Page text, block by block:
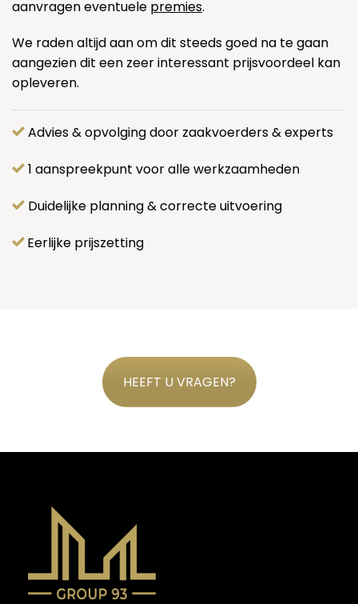
aanvragen eventuele premies.
We raden altijd aan om dit steeds goed na te gaan
aangezien dit een zeer interessant prijsvoordeel kan
opleveren.
Advies & opvolging door zaakvoerders & experts
1 aanspreekpunt voor alle werkzaamheden
Duidelijke planning & correcte uitvoering
Eerlijke prijszetting
HEEFT U VRAGEN?